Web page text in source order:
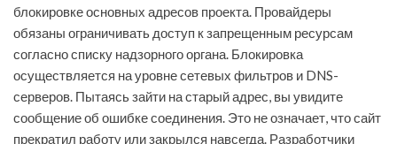
блокировке основных адресов проекта. Провайдеры
обязаны ограничивать доступ к запрещенным ресурсам
согласно списку надзорного органа. Блокировка
осуществляется на уровне сетевых фильтров и DNS-
серверов. Пытаясь зайти на старый адрес, вы увидите
сообщение об ошибке соединения. Это не означает, что сайт
прекратил работу или закрылся навсегда. Разработчики